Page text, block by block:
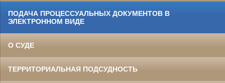
ПОДАЧА ПРОЦЕССУАЛЬНЫХ ДОКУМЕНТОВ В
ЭЛЕКТРОННОМ ВИДЕ
О СУДЕ
ТЕРРИТОРИАЛЬНАЯ ПОДСУДНОСТЬ